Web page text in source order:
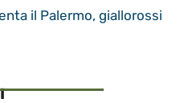
il Palermo, giallorossi